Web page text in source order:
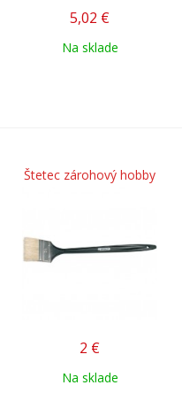
5,02 €
Na sklade
Štetec zárohový hobby
2 €
Na sklade